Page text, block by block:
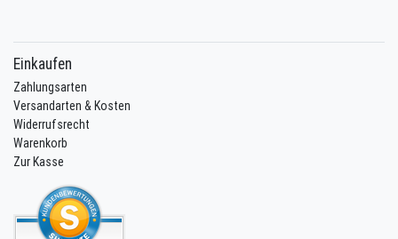
Einkaufen
Zahlungsarten
Versandarten & Kosten
Widerrufsrecht
Warenkorb
Zur Kasse